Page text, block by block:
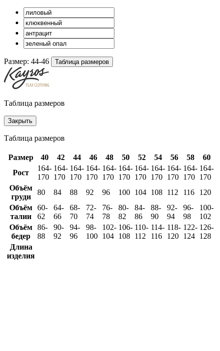
Размер: 44-46 Таблица размеров
Таблица размеров
Закрыть
Таблица размеров
Размер 40 42 44 46 48 50 52 54 56 58
60
Рост
164-
170
164-
170
164-
170
164-
170
164-
170
164-
170
164-
170
164-
170
164-
170
164-
170
164-
170
Объём
груди
80 84 88 92 96 100 104 108 112 116
120
Объём
талии
60-
62
64-
66
68-
70
72-
74
76-
78
80-
82
84-
86
88-
90
92-
94
96-
98
100-
102
Объём
бедер
86-
88
90-
92
94-
96
98-
100
102-
104
106-
108
110-
112
114-
116
118-
120
122-
124
126-
128
Длина
изделия